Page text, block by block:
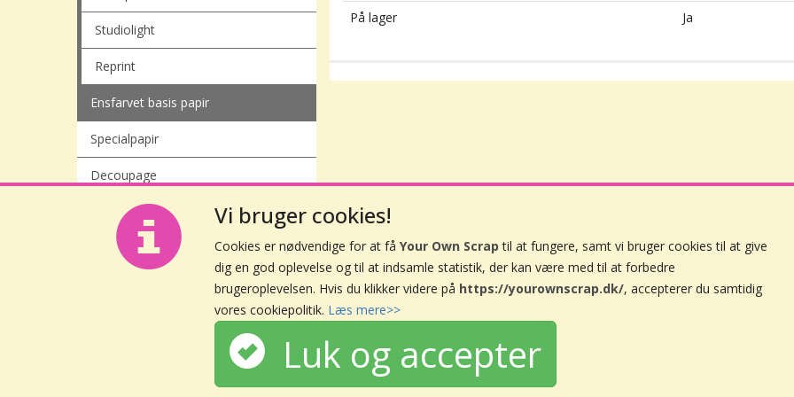
Studiolight
Reprint
Ensfarvet basis papir
Specialpapir
Decoupage
På lager
Ja
Handelsbetingelser
Persondatapolitik
Vi bruger cookies!
Cookies er nødvendige for at fåYour Own Scrap til at fungere, samt vi bruger cookies til at give
dig en god oplevelse og til at indsamle statistik, der kan være med til at forbedre
brugeroplevelsen. Hvis du klikker videre på https://yourownscrap.dk/, accepterer du samtidig
vores cookiepolitik. Læs mere>>
Luk og accepter